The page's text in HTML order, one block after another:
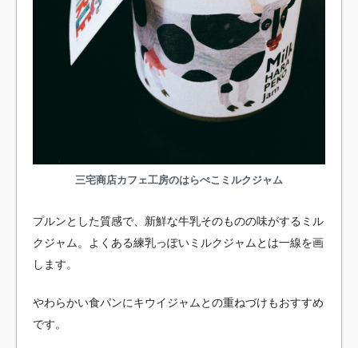
三宅商店カフェ工房のはらぺこミルクジャム
プルンとした質感で、新鮮な牛乳そのものの味がするミル
クジャム。よくある練乳っぽいミルクジャムとは一線を画
します。
やわらかい食パンにキウイジャムとの重ねづけもおすすめ
です。